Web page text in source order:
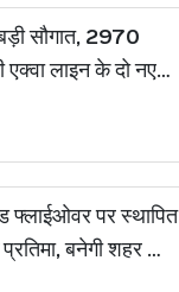
सौगात, 2970
लाइन के दो नए
फ्लाईओवर पर स्थापित
बनेगी शहर की